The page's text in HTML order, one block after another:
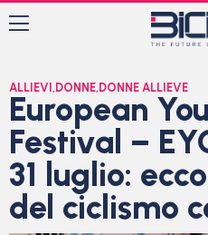
ALLIEVI , DONNE, DONNE ALLIEVE
European
Festival –
31 luglio:
del ciclismo